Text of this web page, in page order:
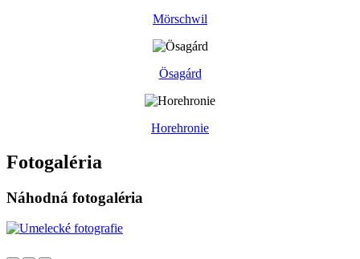
Mörschwil
Ösagárd
Horehronie
Fotogaléria
Náhodná fotogaléria